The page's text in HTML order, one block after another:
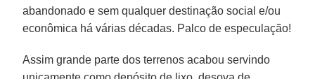
abandonado e sem qualquer destinação social e/ou
econômica há várias décadas. Palco de especulação!
Assim grande parte dos terrenos acabou servindo